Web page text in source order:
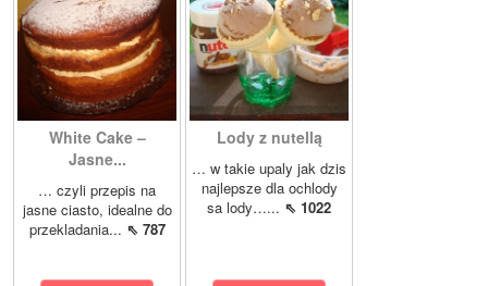
White Cake –
Jasne...
… czyli przepis na
jasne ciasto, idealne do
przekladania... ⇖ 787
Lody z nutellą
… w takie upaly jak dzis
najlepsze dla ochlody
sa lody…... ⇖ 1022